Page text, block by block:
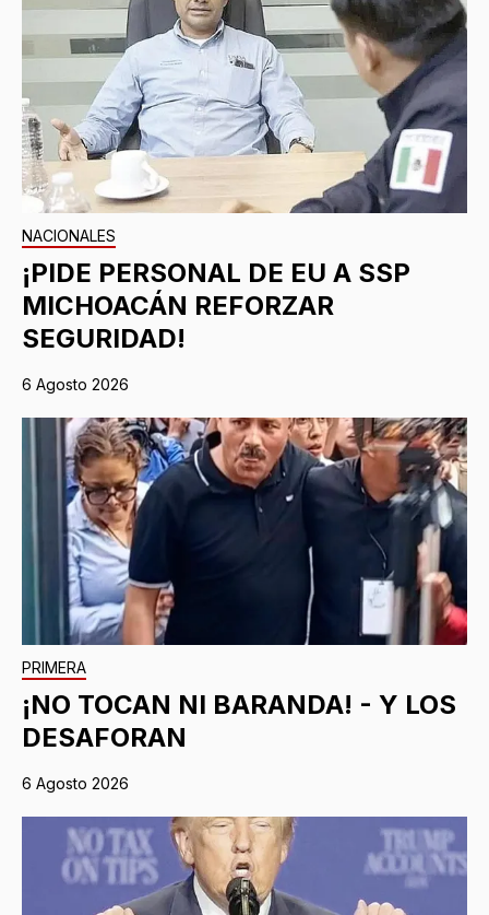
NACIONALES
¡PIDE PERSONAL DE EU A SSP
MICHOACÁN REFORZAR
SEGURIDAD!
6 Agosto 2026
PRIMERA
¡NO TOCAN NI BARANDA! - Y LOS
DESAFORAN
6 Agosto 2026